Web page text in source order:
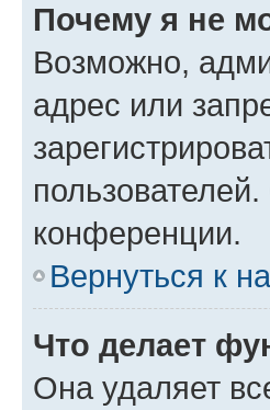
Почему я не
Возможно,
адрес или
конференции.
Вернуться к
Что делает
Она удаляет